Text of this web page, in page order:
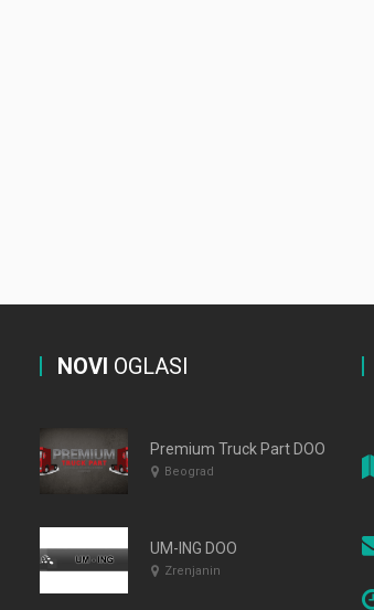
NOVI OGLASI
Premium Truck Part DOO
Beograd
UM-ING DOO
Zrenjanin